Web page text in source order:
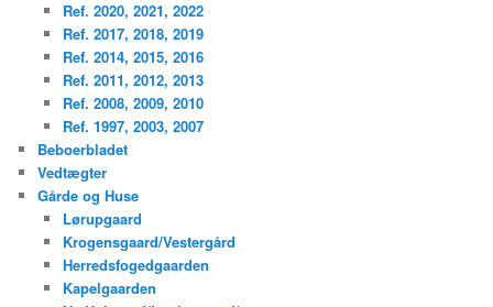
Ref. 2020, 2021, 2022
Ref. 2017, 2018, 2019
Ref. 2014, 2015, 2016
Ref. 2011, 2012, 2013
Ref. 2008, 2009, 2010
Ref. 1997, 2003, 2007
Beboerbladet
Vedtægter
Gårde og Huse
Lørupgaard
Krogensgaard/Vestergård
Herredsfogedgaarden
Kapelgaarden